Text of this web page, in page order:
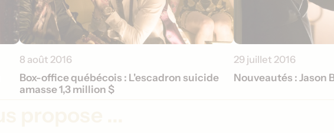
8 août 2016
Box-office québécois : L'escadron suicide
amasse 1,3 million $
29 juillet 2016
Nouveautés : Jason